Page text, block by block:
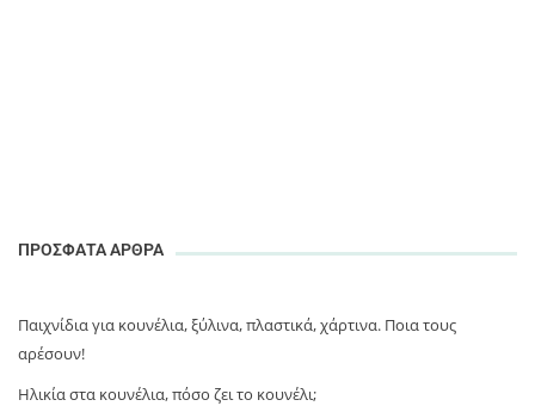
ΠΡΟΣΦΑΤΑ ΑΡΘΡΑ
Παιχνίδια για κουνέλια, ξύλινα, πλαστικά, χάρτινα. Ποια τους
αρέσουν!
Ηλικία στα κουνέλια, πόσο ζει το κουνέλι;